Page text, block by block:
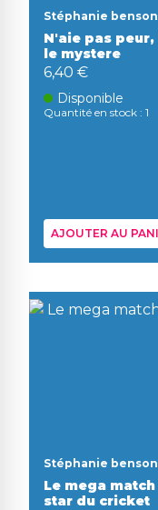
Stéphanie benson
N'aie pas
le mystere
6,40 €
Disponible
Quantité en stock : 1
AJOUTER AU
Stéphanie benson
Le mega
star du cricket